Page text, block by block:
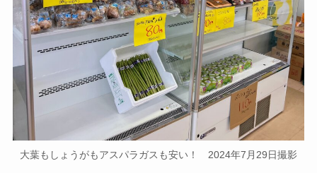
大葉もしょうがもアスパラガスも安い！ 2024年7月29日撮影